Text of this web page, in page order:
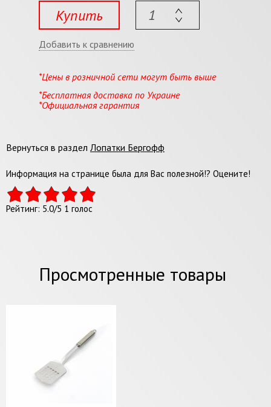
Купить
Добавить к сравнению
*Цены в розничной сети могут быть выше
*Бесплатная доставка по Украине
*Официальная гарантия
Вернуться в раздел Лопатки Бергофф
Информация на странице была для Вас полезной!? Оцените!
Рейтинг: 5.0/5 1 голос
Просмотренные товары